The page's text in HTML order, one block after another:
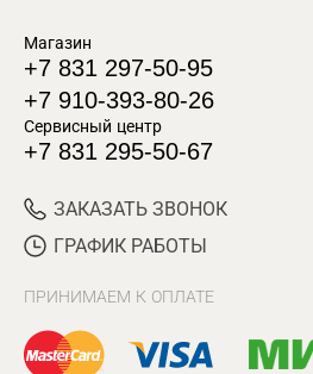
Магазин
+7 831 297-50-95
+7 910-393-80-26
Сервисный центр
+7 831 295-50-67
ЗАКАЗАТЬ ЗВОНОК
ГРАФИК РАБОТЫ
ПРИНИМАЕМ К ОПЛАТЕ